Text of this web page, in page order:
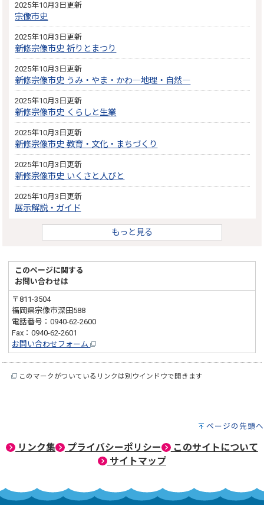
2025年10月3日更新
宗像市史
2025年10月3日更新
新修宗像市史 祈りとまつり
2025年10月3日更新
新修宗像市史 うみ・やま・かわ―地理・自然―
2025年10月3日更新
新修宗像市史 くらしと生業
2025年10月3日更新
新修宗像市史 教育・文化・まちづくり
2025年10月3日更新
新修宗像市史 いくさと人びと
2025年10月3日更新
展示解説・ガイド
もっと見る
このページに関する
お問い合わせは
〒811-3504
福岡県宗像市深田588
電話番号：0940-62-2600
Fax：0940-62-2601
お問い合わせフォーム
このマークがついているリンクは別ウインドウで開きます
ページの先頭へ
リンク集 プライバシーポリシー
このサイトについて
サイトマップ